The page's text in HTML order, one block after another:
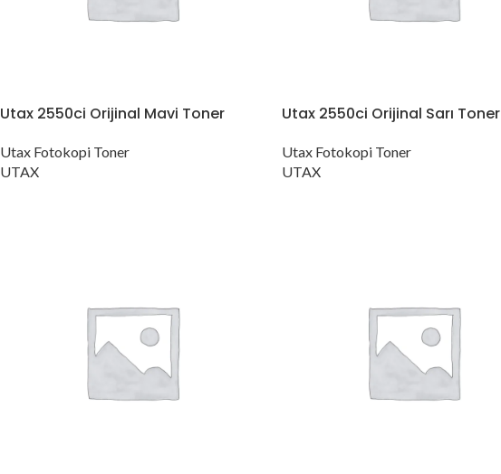
Utax 2550ci Orijinal Mavi Toner
Utax Fotokopi Toner
UTAX
Utax 2550ci Orijinal Sarı Toner
Utax Fotokopi Toner
UTAX